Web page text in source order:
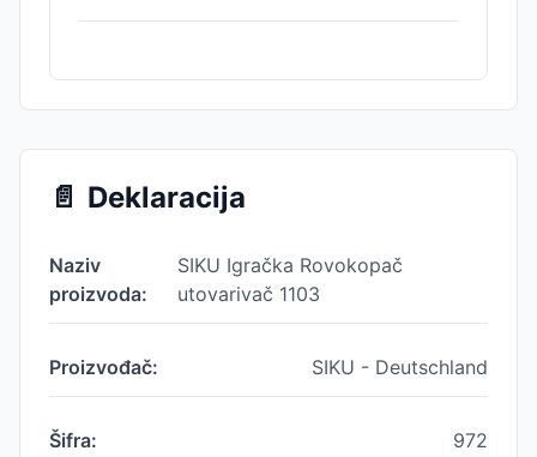
📄 Deklaracija
Naziv
proizvoda:
SIKU Igračka Rovokopač
utovarivač 1103
Proizvođač: SIKU - Deutschland
Šifra: 972